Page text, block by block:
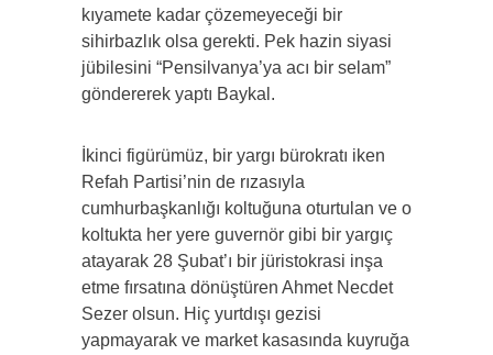
kıyamete kadar çözemeyeceği bir
sihirbazlık olsa gerekti. Pek hazin siyasi
jübilesini “Pensilvanya’ya acı bir selam”
göndererek yaptı Baykal.
İkinci figürümüz, bir yargı bürokratı iken
Refah Partisi’nin de rızasıyla
cumhurbaşkanlığı koltuğuna oturtulan ve o
koltukta her yere guvernör gibi bir yargıç
atayarak 28 Şubat’ı bir jüristokrasi inşa
etme fırsatına dönüştüren Ahmet Necdet
Sezer olsun. Hiç yurtdışı gezisi
yapmayarak ve market kasasında kuyruğa